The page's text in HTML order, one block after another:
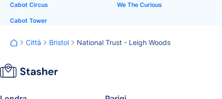
Cabot Circus
Cabot Tower
We The Curious
Città Bristol National Trust - Leigh Woods